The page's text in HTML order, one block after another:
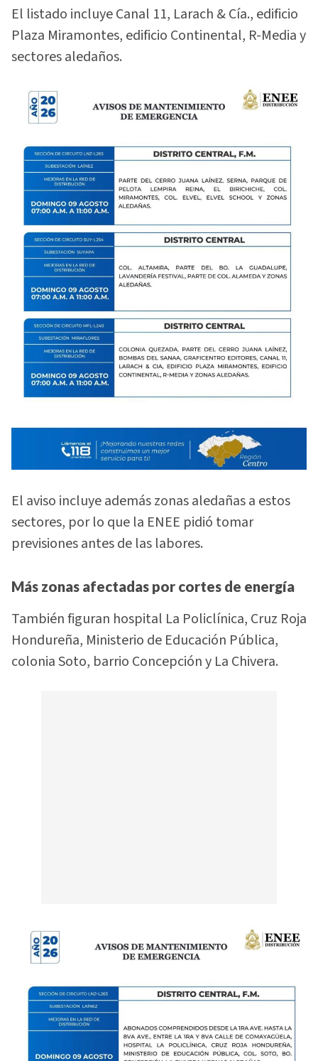
El listado incluye Canal 11, Larach & Cía., edificio
Plaza Miramontes, edificio Continental, R-Media y
sectores aledaños.
El aviso incluye además zonas aledañas a estos
sectores, por lo que la ENEE pidió tomar
previsiones antes de las labores.
Más zonas afectadas por cortes de energía
También figuran hospital La Policlínica, Cruz Roja
Hondureña, Ministerio de Educación Pública,
colonia Soto, barrio Concepción y La Chivera.